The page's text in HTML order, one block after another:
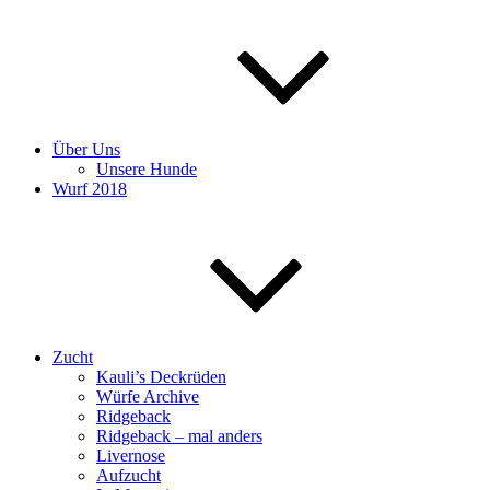
Über Uns
Unsere Hunde
Wurf 2018
Zucht
Kauli’s Deckrüden
Würfe Archive
Ridgeback
Ridgeback – mal anders
Livernose
Aufzucht